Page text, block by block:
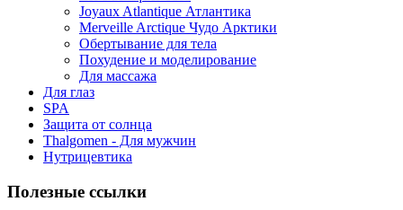
Joyaux Atlantique Атлантика
Merveille Arctique Чудо Арктики
Обертывание для тела
Похудение и моделирование
Для массажа
Для глаз
SPA
Защита от солнца
Thalgomen - Для мужчин
Нутрицевтика
Полезные ссылки